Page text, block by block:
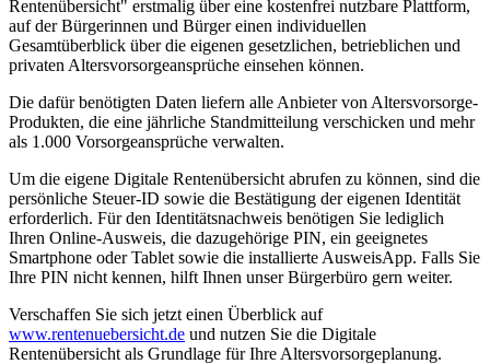
Rentenübersicht" erstmalig über eine kostenfrei nutzbare Plattform,
auf der Bürgerinnen und Bürger einen individuellen
Gesamtüberblick über die eigenen gesetzlichen, betrieblichen und
privaten Altersvorsorgeansprüche einsehen können.
Die dafür benötigten Daten liefern alle Anbieter von Altersvorsorge-
Produkten, die eine jährliche Standmitteilung verschicken und mehr
als 1.000 Vorsorgeansprüche verwalten.
Um die eigene Digitale Rentenübersicht abrufen zu können, sind die
persönliche Steuer-ID sowie die Bestätigung der eigenen Identität
erforderlich. Für den Identitätsnachweis benötigen Sie lediglich
Ihren Online-Ausweis, die dazugehörige PIN, ein geeignetes
Smartphone oder Tablet sowie die installierte AusweisApp. Falls Sie
Ihre PIN nicht kennen, hilft Ihnen unser Bürgerbüro gern weiter.
Verschaffen Sie sich jetzt einen Überblick auf
www.rentenuebersicht.de und nutzen Sie die Digitale
Rentenübersicht als Grundlage für Ihre Altersvorsorgeplanung.